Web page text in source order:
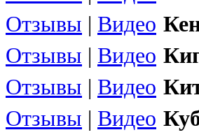
Отзывы | Видео
Отзывы | Видео
Отзывы | Видео
Отзывы | Видео